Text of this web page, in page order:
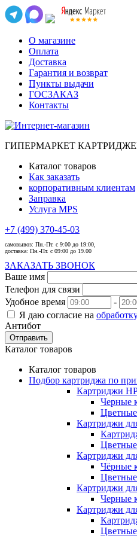
О магазине
Оплата
Доставка
Гарантия и возврат
Пункты выдачи
ГОСЗАКАЗ
Контакты
ГИПЕРМАРКЕТ
Каталог товаров
Как заказать
корпоративным клиентам
Заправка
Услуга MPS
+7 (499) 370-45-03
самовывоз: Пн.-Пт. с 9:00 до 19:00,
доставка: Пн.-Пт. с 09:00 до 19.00
ЗАКАЗАТЬ ЗВОНОК
Ваше имя
Телефон для связи
Удобное время
-
Я даю согласие на
Антибот
Отправить
Каталог товаров
Каталог товаров
Подбор картриджа по
Картриджи
Черные
Картриджи
Картриджи
Чёрные
Картриджи
Черные
Картриджи